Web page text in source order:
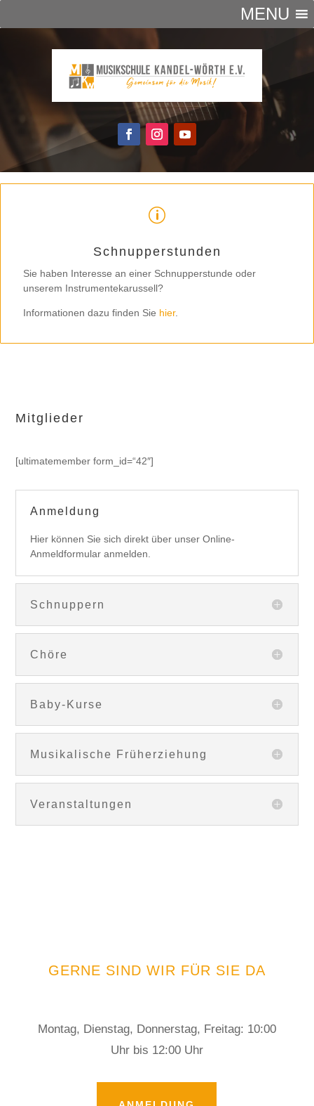
MENU
p
Schnupperstunden
Sie haben Interesse an einer Schnupperstunde oder
unserem Instrumentekarussell?
Informationen dazu finden Sie hier.
Mitglieder
[ultimatemember form_id=“42″]
Anmeldung
Hier können Sie sich direkt über unser Online-
Anmeldformular anmelden.
Schnuppern
Chöre
Baby-Kurse
Musikalische Früherziehung
Veranstaltungen
GERNE SIND WIR FÜR SIE DA
Montag, Dienstag, Donnerstag, Freitag: 10:00
Uhr bis 12:00 Uhr